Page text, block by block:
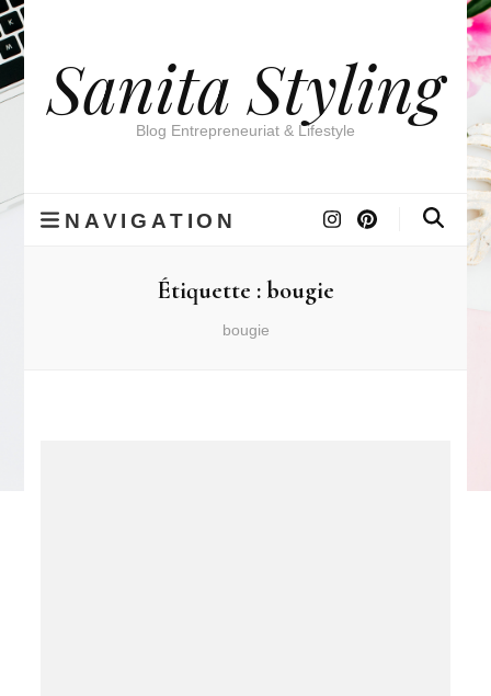
Sanita Styling
Blog Entrepreneuriat & Lifestyle
NAVIGATION
Étiquette :bougie
bougie